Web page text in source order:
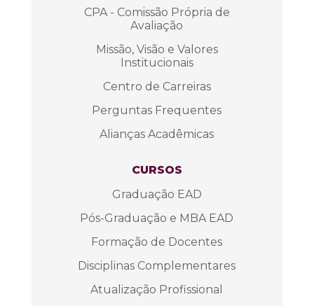
CPA - Comissão Própria de
Avaliação
Missão, Visão e Valores
Institucionais
Centro de Carreiras
Perguntas Frequentes
Alianças Acadêmicas
CURSOS
Graduação EAD
Pós-Graduação e MBA EAD
Formação de Docentes
Disciplinas Complementares
Atualização Profissional